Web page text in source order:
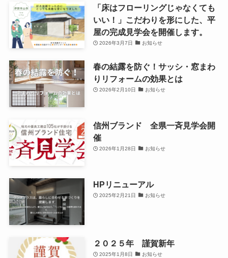
「床はフローリングじゃなくても
いい！」こだわりを形にした、平
屋の完成見学会を開催します。
2026年3月7日 お知らせ
春の結露を防ぐ！サッシ・窓まわ
りリフォームの効果とは
2026年2月10日 お知らせ
信州ブランド 全県一斉見学会開
催
2026年1月28日 お知らせ
HPリニューアル
2025年2月21日 お知らせ
２０２５年 謹賀新年
2025年1月8日 お知らせ